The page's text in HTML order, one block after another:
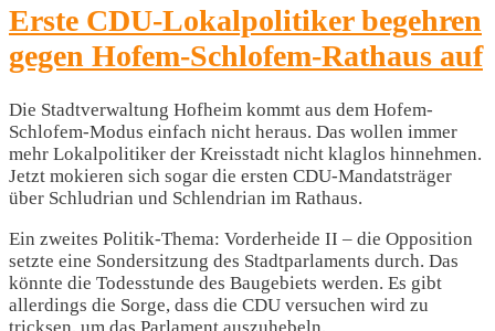
Erste CDU-Lokalpolitiker begehren
gegen Hofem-Schlofem-Rathaus auf
Die Stadtverwaltung Hofheim kommt aus dem Hofem-
Schlofem-Modus einfach nicht heraus. Das wollen immer
mehr Lokalpolitiker der Kreisstadt nicht klaglos hinnehmen.
Jetzt mokieren sich sogar die ersten CDU-Mandatsträger
über Schludrian und Schlendrian im Rathaus.
Ein zweites Politik-Thema: Vorderheide II – die Opposition
setzte eine Sondersitzung des Stadtparlaments durch. Das
könnte die Todesstunde des Baugebiets werden. Es gibt
allerdings die Sorge, dass die CDU versuchen wird zu